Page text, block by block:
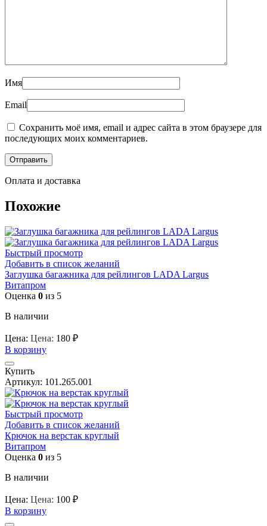
Имя
Email
Сохранить моё имя, email и адрес сайта в этом браузере для
последующих моих комментариев.
Оплата и доставка
Похожие
Быстрый просмотр
Добавить в список желаний
Заглушка багажника для рейлингов LADA Largus
Витапром
Оценка 0 из 5
В наличии
Цена: Цена: 180 ₽
В корзину
Купить
Артикул: 101.265.001
Быстрый просмотр
Добавить в список желаний
Крючок на верстак круглый
Витапром
Оценка 0 из 5
В наличии
Цена: Цена: 100 ₽
В корзину